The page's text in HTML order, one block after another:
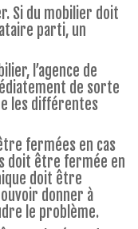
Si du mobilier doit
parti, un
l’agence de
de sorte
les différentes
fermées en cas
doit être fermée en
doit être
donner à
le problème.